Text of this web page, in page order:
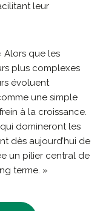
leur
Alors que les
plus complexes
évoluent
une simple
à la croissance.
domineront les
dès aujourd’hui de
un pilier central de
terme. »